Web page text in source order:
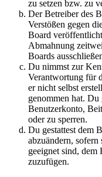
zu setzen bzw. zu
Der Betreiber des
Verstößen gegen
Board
Abmahnung
Boards
Du nimmst zur
Verantwortung für
er nicht selbst
genommen hat. Du
Benutzerkonto,
oder zu sperren.
Du gestattest dem
abzuändern, sofern
geeignet sind, dem
zuzufügen.